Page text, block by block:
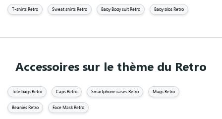
T-shirts Retro Sweat shirts Retro Baby Body suit Retro Baby bibs Retro
Accessoires sur le thème du Retro
Tote bags Retro Caps Retro Smartphone cases Retro Mugs Retro
Beanies Retro Face Mask Retro